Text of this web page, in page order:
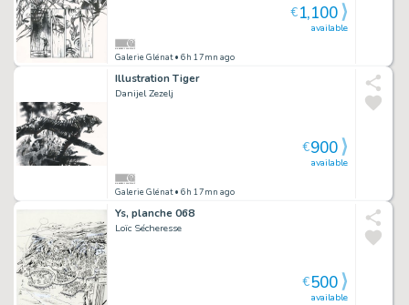
Galerie Glénat• 6h 17mn ago
available
€1,100
Illustration Tiger
Danijel Zezelj
Galerie Glénat• 6h 17mn ago
available
€900
Ys, planche 068
Loïc Sécheresse
available
€500